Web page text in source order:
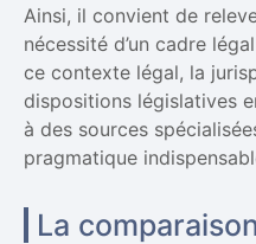
Ainsi, il convient de
nécessité d’un cadre
ce contexte légal, la
dispositions législatives
à des sources
pragmatique
La